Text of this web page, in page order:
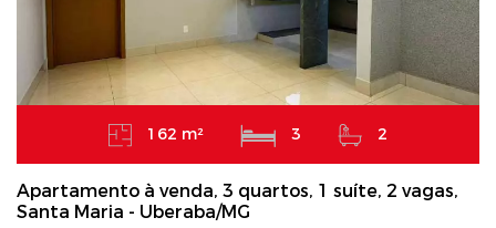
162 m² 3 2
Apartamento à venda, 3 quartos, 1 suíte, 2 vagas,
Santa Maria - Uberaba/MG